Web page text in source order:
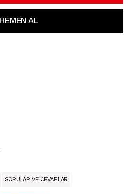
SORULAR VE CEVAPLAR